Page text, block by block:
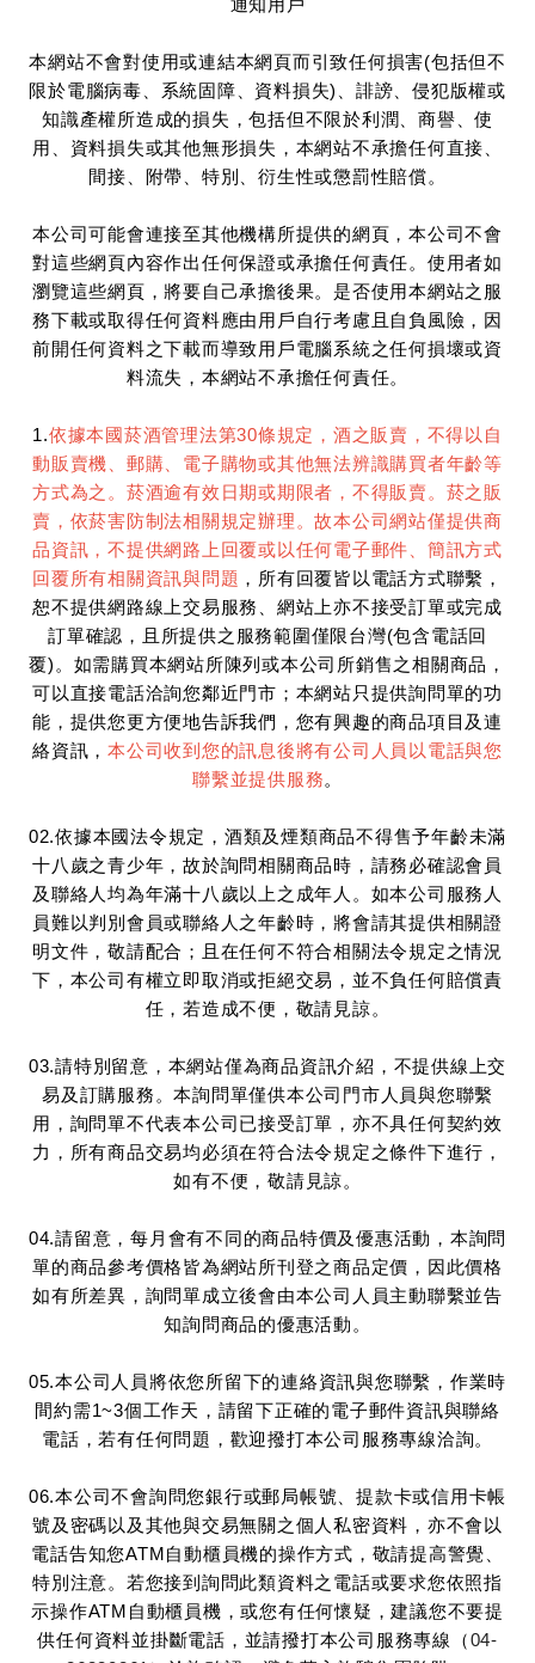
本網站不會對使用或連結本網頁而引致任何損害(包括但不
限於電腦病毒、系統固障、資料損失)、誹謗、侵犯版權或
知識產權所造成的損失，包括但不限於利潤、商譽、使
用、資料損失或其他無形損失，本網站不承擔任何直接、
間接、附帶、特別、衍生性或懲罰性賠償。
本公司可能會連接至其他機構所提供的網頁，本公司不會
對這些網頁內容作出任何保證或承擔任何責任。使用者如
瀏覽這些網頁，將要自己承擔後果。是否使用本網站之服
務下載或取得任何資料應由用戶自行考慮且自負風險，因
前開任何資料之下載而導致用戶電腦系統之任何損壞或資
料流失，本網站不承擔任何責任。
1.依據本國菸酒管理法第30條規定，酒之販賣，不得以自
動販賣機、郵購、電子購物或其他無法辨識購買者年齡等
方式為之。菸酒逾有效日期或期限者，不得販賣。菸之販
賣，依菸害防制法相關規定辦理。故本公司網站僅提供商
品資訊，不提供網路上回覆或以任何電子郵件、簡訊方式
回覆所有相關資訊與問題 ，所有回覆皆以電話方式聯繫，
恕不提供網路線上交易服務、網站上亦不接受訂單或完成
訂單確認，且所提供之服務範圍僅限台灣(包含電話回
覆)。如需購買本網站所陳列或本公司所銷售之相關商品，
可以直接電話洽詢您鄰近門市；本網站只提供詢問單的功
能，提供您更方便地告訴我們，您有興趣的商品項目及連
絡資訊，本公司收到您的訊息後將有公司人員以電話與您
聯繫並提供服務。
02.依據本國法令規定，酒類及煙類商品不得售予年齡未滿
十八歲之青少年，故於詢問相關商品時，請務必確認會員
及聯絡人均為年滿十八歲以上之成年人。如本公司服務人
員難以判別會員或聯絡人之年齡時，將會請其提供相關證
明文件，敬請配合；且在任何不符合相關法令規定之情況
下，本公司有權立即取消或拒絕交易，並不負任何賠償責
任，若造成不便，敬請見諒。
03.請特別留意，本網站僅為商品資訊介紹，不提供線上交
易及訂購服務。本詢問單僅供本公司門市人員與您聯繫
用，詢問單不代表本公司已接受訂單，亦不具任何契約效
力，所有商品交易均必須在符合法令規定之條件下進行，
如有不便，敬請見諒。
04.請留意，每月會有不同的商品特價及優惠活動，本詢問
單的商品參考價格皆為網站所刊登之商品定價，因此價格
如有所差異，詢問單成立後會由本公司人員主動聯繫並告
知詢問商品的優惠活動。
05.本公司人員將依您所留下的連絡資訊與您聯繫，作業時
間約需1~3個工作天，請留下正確的電子郵件資訊與聯絡
電話，若有任何問題，歡迎撥打本公司服務專線洽詢。
06.本公司不會詢問您銀行或郵局帳號、提款卡或信用卡帳
號及密碼以及其他與交易無關之個人私密資料，亦不會以
電話告知您ATM自動櫃員機的操作方式，敬請提高警覺、
特別注意。若您接到詢問此類資料之電話或要求您依照指
示操作ATM自動櫃員機，或您有任何懷疑，建議您不要提
供任何資料並掛斷電話，並請撥打本公司服務專線（04-